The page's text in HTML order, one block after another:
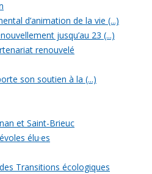
d’animation de la vie (...)
jusqu’au 23 (...)
renouvelé
son soutien à la (...)
et Saint-Brieuc
élu·es
Transitions écologiques